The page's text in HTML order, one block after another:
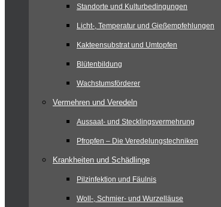
Standorte und Kulturbedingungen
Licht-, Temperatur und Gießempfehlungen
Kakteensubstrat und Umtopfen
Blütenbildung
Wachstumsförderer
Vermehren und Veredeln
Aussaat- und Stecklingsvermehrung
Pfropfen – Die Veredelungstechniken
Krankheiten und Schädlinge
Pilzinfektion und Fäulnis
Woll-, Schmier- und Wurzelläuse